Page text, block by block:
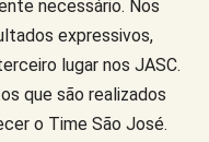
necessário. Nos
expressivos,
lugar nos JASC.
que são realizados
o Time São José.